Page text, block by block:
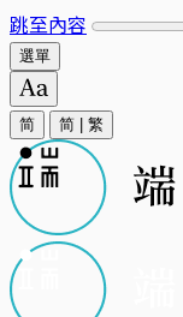
跳至內容
選單
简 简 繁